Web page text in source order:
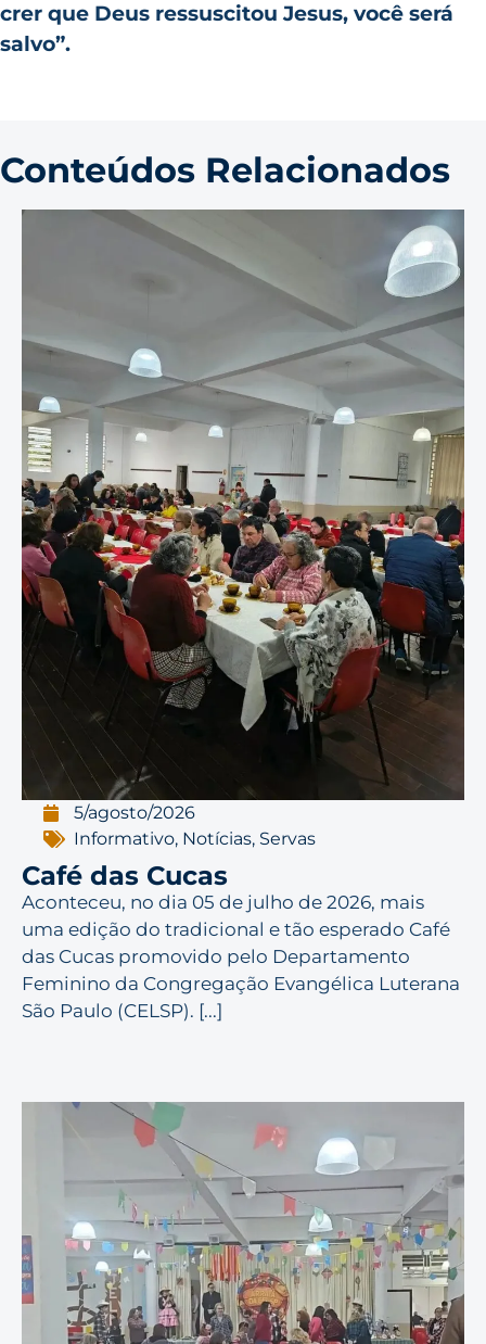
crer que Deus ressuscitou Jesus, você será
salvo”.
Conteúdos Relacionados
5/agosto/2026
Informativo, Notícias, Servas
Café das Cucas
Aconteceu, no dia 05 de julho de 2026, mais
uma edição do tradicional e tão esperado Café
das Cucas promovido pelo Departamento
Feminino da Congregação Evangélica Luterana
São Paulo (CELSP). [...]